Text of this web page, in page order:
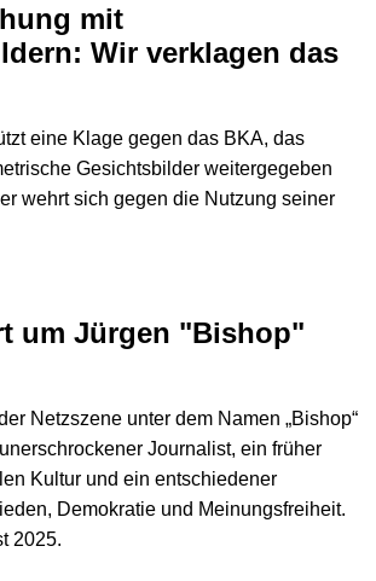
mit
Wir verklagen das
eine Klage gegen das BKA, das
Gesichtsbilder weitergegeben
wehrt sich gegen die Nutzung seiner
um Jürgen "Bishop"
Netzszene unter dem Namen „Bishop“
Journalist, ein früher
Kultur und ein entschiedener
Demokratie und Meinungsfreiheit.
2025.